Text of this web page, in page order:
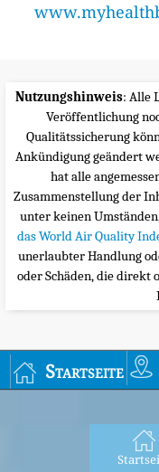
Nutzungshinweis: Alle
Veröffentlichung
Qualitätssicherung
Ankündigung geändert
hat alle
Zusammenstellung der
unter keinen
das World Air Quality
unerlaubter Handlung
oder Schäden, die direkt
Startseite